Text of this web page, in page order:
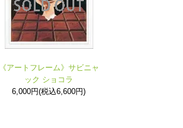
《アートフレーム》サビニャ
ック ショコラ
6,000円(税込6,600円)